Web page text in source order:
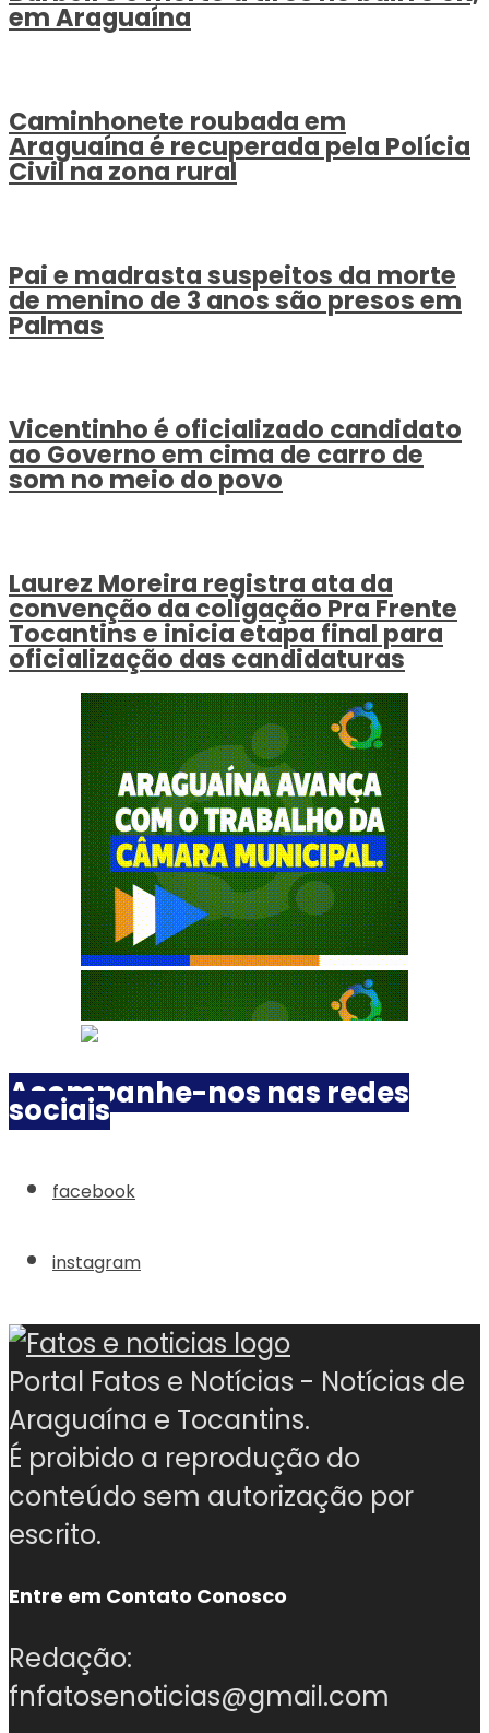
em Araguaína
Caminhonete roubada em
Araguaína é recuperada pela Polícia
Civil na zona rural
Pai e madrasta suspeitos da morte
de menino de 3 anos são presos em
Palmas
Vicentinho é oficializado candidato
ao Governo em cima de carro de
som no meio do povo
Laurez Moreira registra ata da
convenção da coligação Pra Frente
Tocantins e inicia etapa final para
oficialização das candidaturas
Acompanhe-nos nas redes
sociais
facebook
instagram
Portal Fatos e Notícias - Notícias de
Araguaína e Tocantins.
É proibido a reprodução do
conteúdo sem autorização por
escrito.
Entre em Contato Conosco
Redação:
fnfatosenoticias@gmail.com